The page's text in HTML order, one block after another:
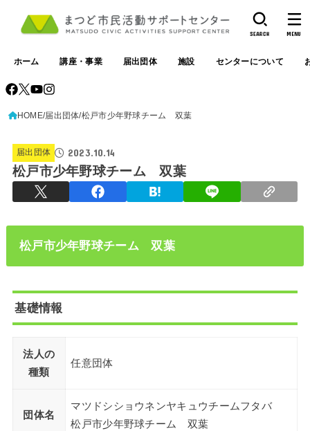
ホーム 講座・事業 届出団体 施設 センターについて
SEARCH MENU
HOME 届出団体 松戸市少年野球チーム 双葉
届出団体 2023.10.14
松戸市少年野球チーム 双葉
松戸市少年野球チーム 双葉
基礎情報
法人の
種類
任意団体
団体名
マツドシショウネンヤキュウチームフタバ
松戸市少年野球チーム 双葉